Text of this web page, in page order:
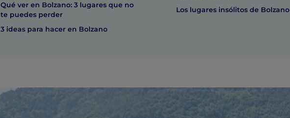
Qué ver en Bolzano: 3 lugares que no
te puedes perder
3 ideas para hacer en Bolzano
Los lugares insólitos de Bolzano